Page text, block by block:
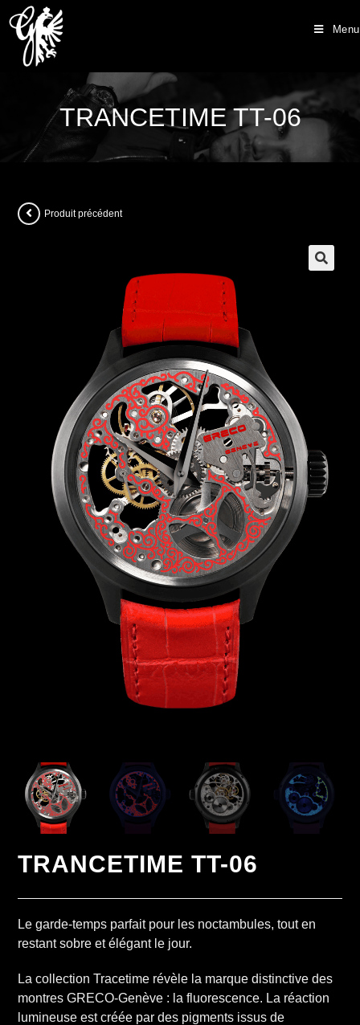
Menu
TRANCETIME TT-06
Produit précédent
TRANCETIME TT-06
Le garde-temps parfait pour les noctambules, tout en
restant sobre et élégant le jour.
La collection Tracetime révèle la marque distinctive des
montres GRECO-Genève : la fluorescence. La réaction
lumineuse est créée par des pigments issus de